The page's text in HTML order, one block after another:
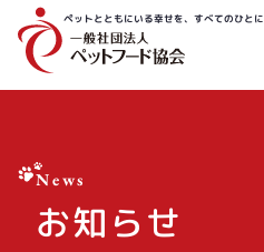
ペットとともにいる幸せを、すべてのひとに
News
お知らせ